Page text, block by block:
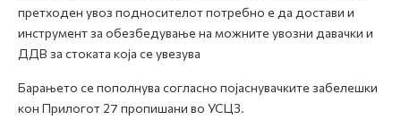
претходен увоз подносителот потребно е да достави и
инструмент за обезбедување на можните увозни давачки и
ДДВ за стоката која се увезува
Барањето се пополнува согласно појаснувачките забелешки
кон Прилогот 27 пропишани во УСЦЗ.